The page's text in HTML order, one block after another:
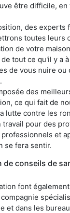
être difficile, en
des experts
toutes leurs
de votre
tout ce qu'il y a
de vous nuire ou
des
ce qui fait de
lutte contre les
travail pour des
et
se fera sentir.
de conseils de
font
et dans les